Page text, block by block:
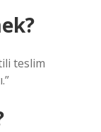
teslim